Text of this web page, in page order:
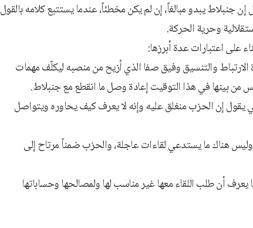
يبدو مبالغاً، إن لم يكن مخطئاً، عندما يستتبع كلامه بالقول
وحرية الحركة.
على اعتبارات عدة أبرزها:
والتنسيق وفيق صفا الذي أزيح من منصبه ليكلّف مهمات
بينها في هذا التوقيت إعادة وصل ما انقطع مع جنبلاط.
يقول إن الحزب منغلق عليه وإنه لا يعرف كيف يحاوره ويتواصل
هناك ما يستدعي لقاءات عاجلة، والحزب ضمناً مرتاح إلى
أن طلب اللقاء معها غير مناسب لها ولمصالحها وحساباتها